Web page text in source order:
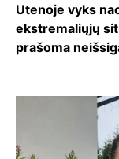
Utenoje vyks
ekstremaliųjų
prašoma